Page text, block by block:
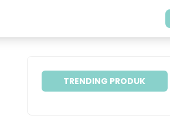
TRENDING PRODUK